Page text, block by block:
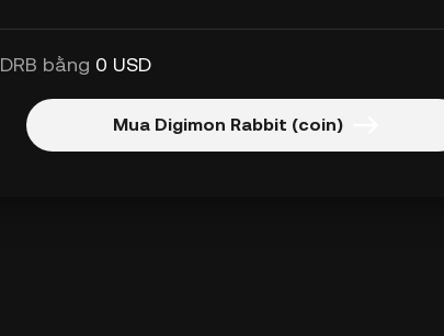
bằng 0 USD
Mua Digimon Rabbit (coin)